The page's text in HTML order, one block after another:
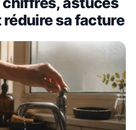
sa facture